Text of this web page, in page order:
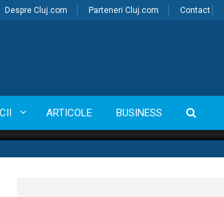
Despre Cluj.com Parteneri Cluj.com Contact
ARTICOLE BUSINESS